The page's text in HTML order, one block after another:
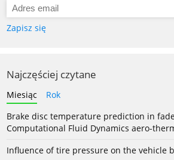
Zapisz się
Najczęściej czytane
Miesiąc
Rok
Brake disc temperature prediction in
Computational Fluid Dynamics aero-
Influence of tire pressure on the vehicle